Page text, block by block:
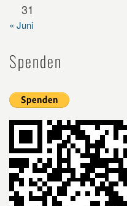
31
« Juni
Spenden